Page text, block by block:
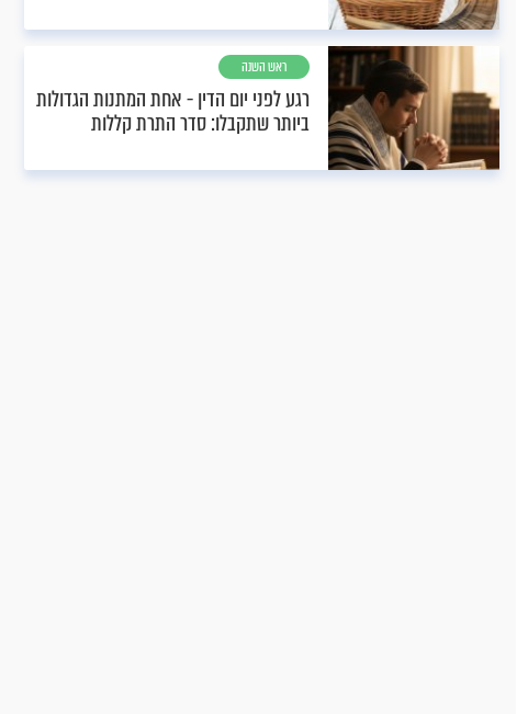
ראש השנה
רגע לפני יום הדין - אחת המתנות הגדולות
ביותר שתקבלו: סדר התרת קללות